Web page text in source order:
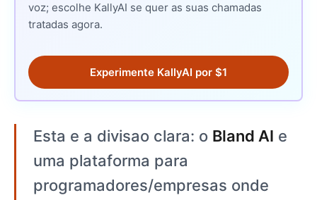
voz; escolhe KallyAI se quer as suas chamadas
tratadas agora.
Experimente KallyAI por $1
Esta e a divisao clara: o Bland AI e
uma plataforma para
programadores/empresas onde